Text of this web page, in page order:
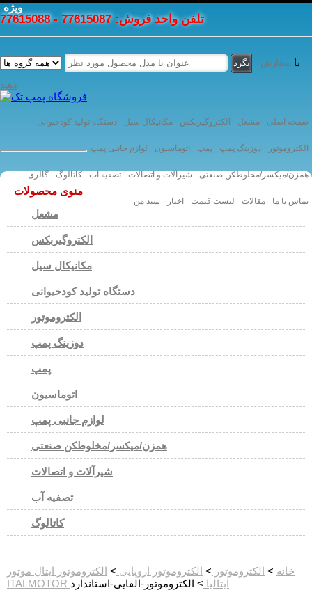
تلفن واحد فروش: 77615087 - 77615088
یا سفارش
دهید
صفحه اصلی مشعل الکتروگیربکس مکانیکال سیل دستگاه تولید کودحیوانی
الکتروموتور دوزینگ پمپ پمپ اتوماسیون لوازم جانبی پمپ
همزن/میکسر/مخلوطکن صنعتی شیرآلات و اتصالات تصفیه آب کاتالوگ گالری
تماس با ما مقالات لیست قیمت اخبار سبد من
منوی محصولات
مشعل
الکتروگیربکس
مکانیکال سیل
دستگاه تولید کودحیوانی
الکتروموتور
دوزینگ پمپ
پمپ
اتوماسیون
لوازم جانبی پمپ
همزن/میکسر/مخلوطکن صنعتی
شیرآلات و اتصالات
تصفیه آب
کاتالوگ
خانه > الکتروموتور > الکتروموتور اروپایی > الکتروموتور ایتال موتور
ITALMOTOR ایتالیا > الکتروموتور-القایی-استاندارد
ویژه